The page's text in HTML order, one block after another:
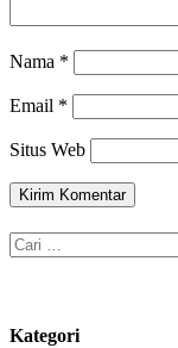
Nama *
Email *
Situs Web
Cari
untuk:
Kategori